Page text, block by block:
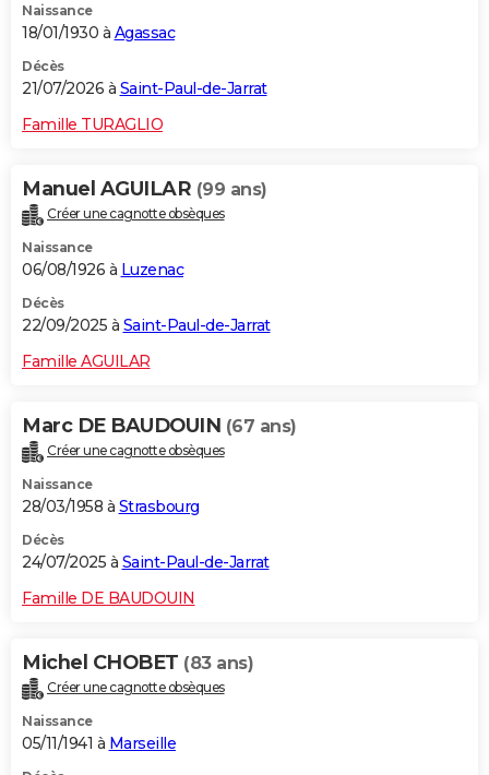
GUIDES D'ACHAT
BONS PLANS
CARTE DE VOEUX
Dictionnaire
Biographies
Citations
Expressions
Proverbes
PROGRAMME TV
COPAINS D'AVANT
S'inscrire
Se connecter
Lycées
Collèges
Primaires
Universités
Entreprises
Service militaire
Avis de recherche
AVIS DE DÉCÈS
Naissance
18/01/1930 à Agassac
Décès
21/07/2026 à Saint-Paul-de-Jarrat
Famille TURAGLIO
Manuel AGUILAR (99 ans)
Créer une cagnotte obsèques
Naissance
06/08/1926 à Luzenac
Décès
22/09/2025 à Saint-Paul-de-Jarrat
Famille AGUILAR
Marc DE BAUDOUIN (67 ans)
Créer une cagnotte obsèques
Naissance
28/03/1958 à Strasbourg
Décès
24/07/2025 à Saint-Paul-de-Jarrat
Famille DE BAUDOUIN
Michel CHOBET (83 ans)
Créer une cagnotte obsèques
Naissance
05/11/1941 à Marseille